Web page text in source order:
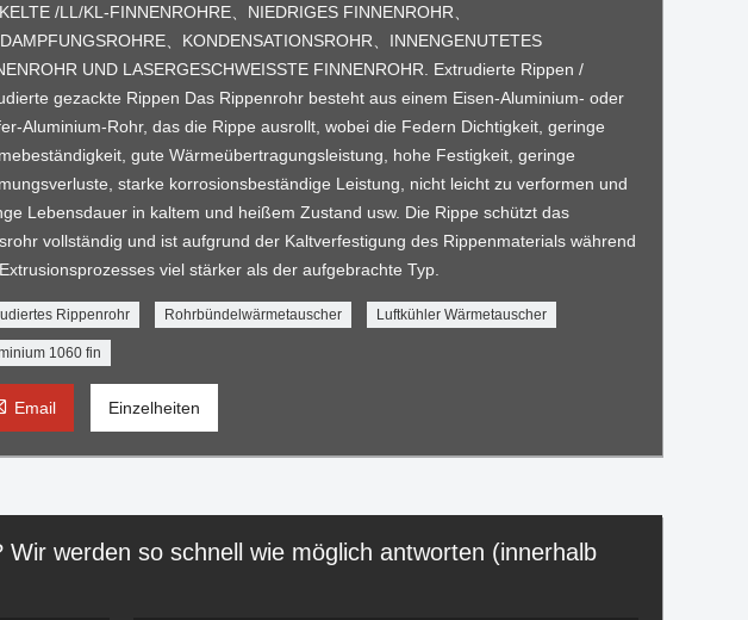
/LL/KL-FINNENROHRE、NIEDRIGES FINNENROHR、
、KONDENSATIONSROHR、INNENGENUTETES
UND LASERGESCHWEISSTE FINNENROHR. Extrudierte Rippen /
gezackte Rippen Das Rippenrohr besteht aus einem Eisen-Aluminium- oder
Aluminium-Rohr, das die Rippe ausrollt, wobei die Federn Dichtigkeit, geringe
gute Wärmeübertragungsleistung, hohe Festigkeit, geringe
starke korrosionsbeständige Leistung, nicht leicht zu verformen und
Lebensdauer in kaltem und heißem Zustand usw. Die Rippe schützt das
vollständig und ist aufgrund der Kaltverfestigung des Rippenmaterials während
viel stärker als der aufgebrachte Typ.
Rippenrohr Rohrbündelwärmetauscher Luftkühler Wärmetauscher
1060 fin
Email Einzelheiten
werden so schnell wie möglich antworten (innerhalb